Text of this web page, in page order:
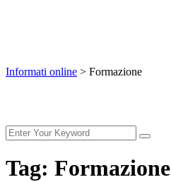
Informati online > Formazione
Tag: Formazione